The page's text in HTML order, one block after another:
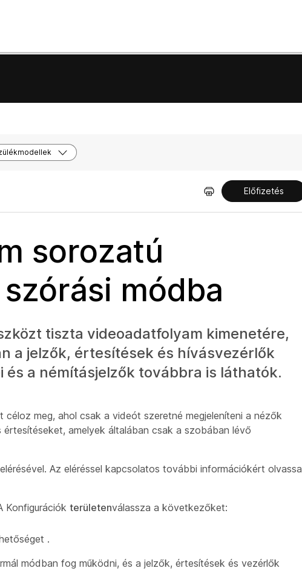
Előfizetés
sorozatú
módba
tiszta videoadatfolyam kimenetére,
a jelzők, értesítések és hívásvezérlők
a némításjelzők továbbra is láthatók.
meg, ahol csak a videót szeretné megjeleníteni a nézők
amelyek általában csak a szobában lévő
Az eléréssel kapcsolatos további információkért olvassa
Konfigurációk területenválassza a következőket:
.
módban fog működni, és a jelzők, értesítések és vezérlők